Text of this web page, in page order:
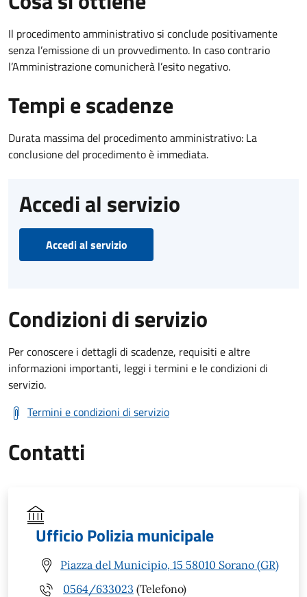
Il procedimento amministrativo si conclude positivamente
senza l’emissione di un provvedimento. In caso contrario
l’Amministrazione comunicherà l’esito negativo.
Tempi e scadenze
Durata massima del procedimento amministrativo: La
conclusione del procedimento è immediata.
Accedi al servizio
Accedi al servizio
Condizioni di servizio
Per conoscere i dettagli di scadenze, requisiti e altre
informazioni importanti, leggi i termini e le condizioni di
servizio.
Termini e condizioni di servizio
Contatti
Ufficio Polizia municipale
Piazza del Municipio, 15 58010 Sorano (GR)
0564/633023 (Telefono)